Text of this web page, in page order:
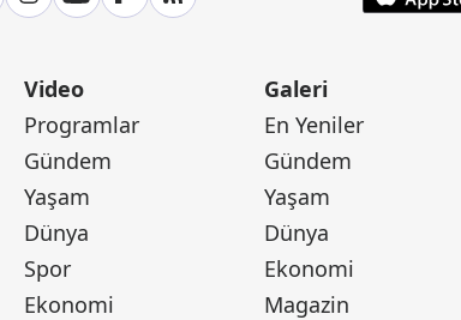
Video
Programlar
Gündem
Yaşam
Dünya
Spor
Ekonomi
Galeri
En Yeniler
Gündem
Yaşam
Dünya
Ekonomi
Magazin